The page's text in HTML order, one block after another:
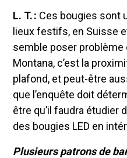
L. T. : Ces bougies sont
lieux festifs, en Suisse
semble poser problème
Montana, c’est la
plafond, et peut-être
que l’enquête doit
être qu’il faudra étudier
des bougies LED en
Plusieurs patrons de